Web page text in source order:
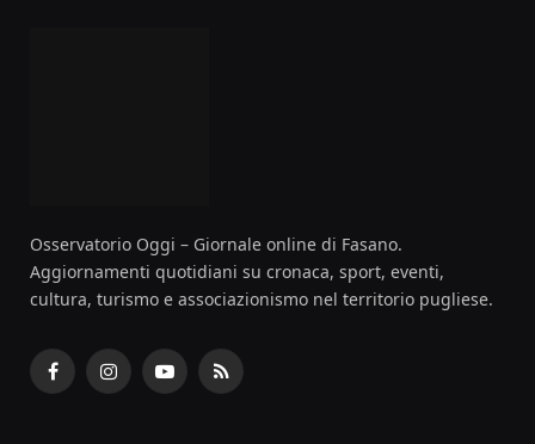
Osservatorio Oggi – Giornale online di Fasano.
Aggiornamenti quotidiani su cronaca, sport, eventi,
cultura, turismo e associazionismo nel territorio pugliese.
FacebookInstagramYouTubeRSS